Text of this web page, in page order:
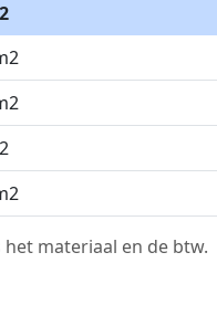
materiaal en de btw.